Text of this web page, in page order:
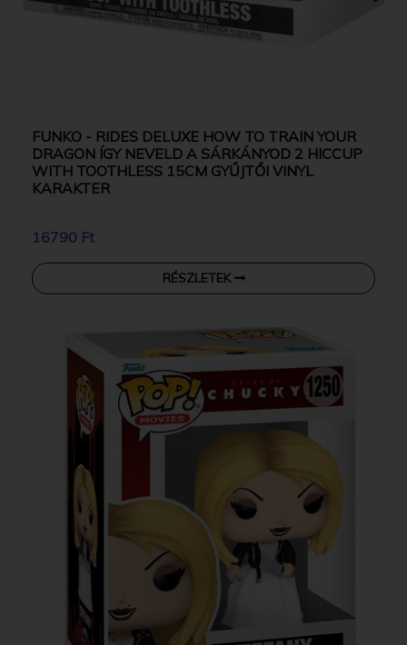
FUNKO - RIDES DELUXE HOW TO TRAIN YOUR
DRAGON ÍGY NEVELD A SÁRKÁNYOD 2 HICCUP
WITH TOOTHLESS 15CM GYŰJTŐI VINYL
KARAKTER
16790 Ft
RÉSZLETEK